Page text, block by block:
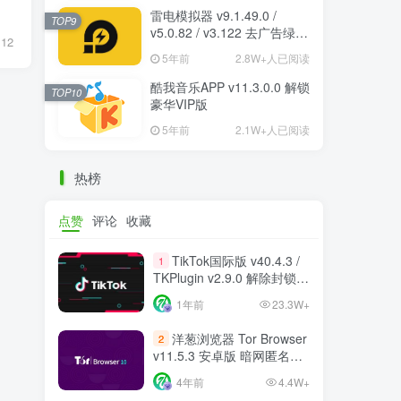
12
雷电模拟器 v9.1.49.0 /
v5.0.82 / v3.122 去广告绿色
5年前 2.8W+人已阅读
TOP9
酷我音乐APP v11.3.0.0 解锁
豪华VIP版
5年前 2.1W+人已阅读
TOP10
热榜
点赞 评论 收藏
1
TikTok国际版 v40.4.3 /
TKPlugin v2.9.0 解除封锁/
中文破解版 支持选国区
1年前 23.3W+
2 洋葱浏览器 Tor Browser
v11.5.3 安卓版 暗网匿名浏
览器
4年前 4.4W+